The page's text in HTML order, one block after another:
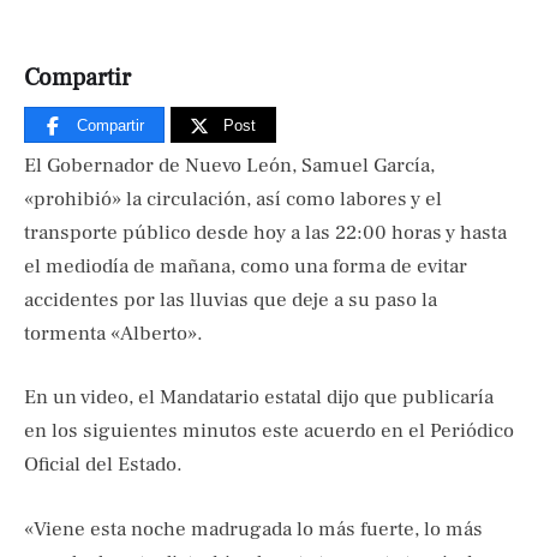
Compartir
Compartir Post
El Gobernador de Nuevo León, Samuel García,
«prohibió» la circulación, así como labores y el
transporte público desde hoy a las 22:00 horas y hasta
el mediodía de mañana, como una forma de evitar
accidentes por las lluvias que deje a su paso la
tormenta «Alberto».
En un video, el Mandatario estatal dijo que publicaría
en los siguientes minutos este acuerdo en el Periódico
Oficial del Estado.
«Viene esta noche madrugada lo más fuerte, lo más